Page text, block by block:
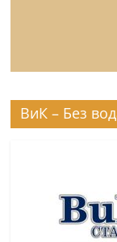
ВиК – Без